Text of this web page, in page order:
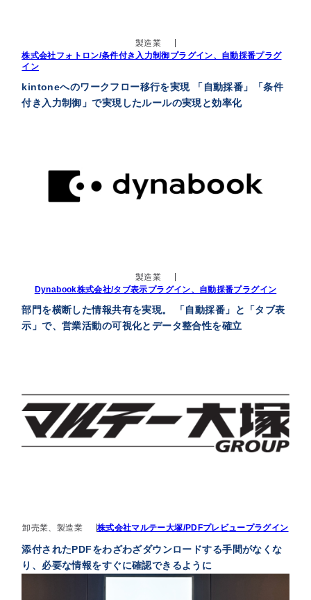
製造業
株式会社フォトロン/条件付き入力制御プラグイン、自動採番プラグ
イン
kintoneへのワークフロー移行を実現 「自動採番」「条件
付き入力制御」で実現したルールの実現と効率化
製造業
Dynabook株式会社/タブ表示プラグイン、自動採番プラグイン
部門を横断した情報共有を実現。 「自動採番」と「タブ表
示」で、営業活動の可視化とデータ整合性を確立
卸売業、製造業 株式会社マルテー大塚/PDFプレビュープラグイン
添付されたPDFをわざわざダウンロードする手間がなくな
り、必要な情報をすぐに確認できるように